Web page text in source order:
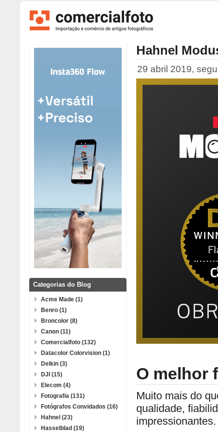
Categorias do Blog
Acme Made (1)
Benro (1)
Broncolor (8)
Canon (11)
Comercialfoto (132)
Datacolor Colorvision (1)
Delkin (3)
DJI (15)
Elecom (4)
Fotografia (131)
Fotógrafos Convidados (16)
Hahnel (23)
Hasselblad (19)
Hahnel
29 abril 2019,
O melhor
Muito mais do
qualidade,
impressionantes.